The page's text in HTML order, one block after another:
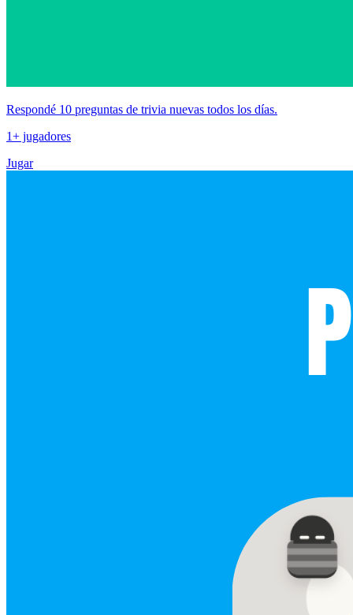
Respondé 10 preguntas de trivia nuevas todos los días.
1+ jugadores
Jugar